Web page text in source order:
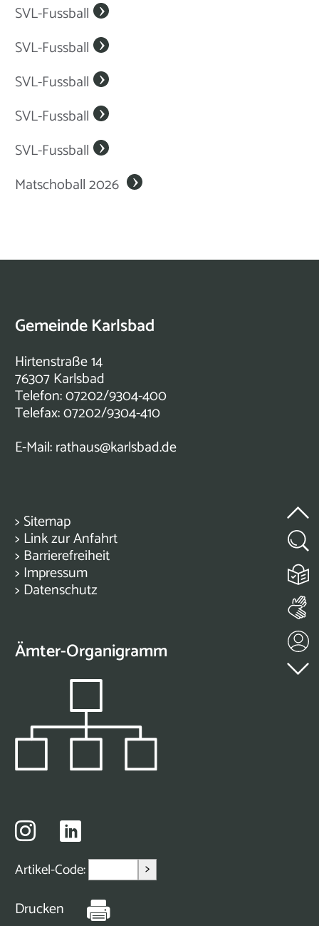
SVL-Fussball
SVL-Fussball
SVL-Fussball
SVL-Fussball
SVL-Fussball
Matschoball 2026
Gemeinde Karlsbad
Hirtenstraße 14
76307 Karlsbad
Telefon: 07202/9304-400
Telefax: 07202/9304-410
E-Mail:rathaus@karlsbad.de
> Sitemap
> Link zur Anfahrt
> Barrierefreiheit
> Impressum
> Datenschutz
Ämter-Organigramm
Artikel-Code: >
Drucken